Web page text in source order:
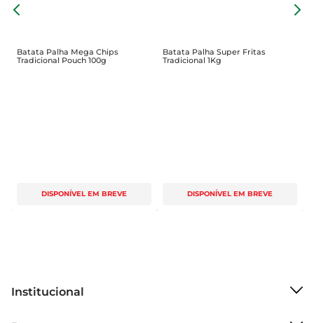
Batata Palha Mega Chips
Tradicional Pouch 100g
DISPONÍVEL EM BREVE
Batata Palha Super Fritas
Tradicional 1Kg
DISPONÍVEL EM BREVE
Institucional